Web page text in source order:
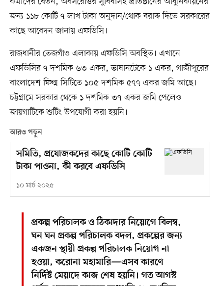
জন্য ১১৮ কোটি ৭ লাখ টাকা অনুদান/থোক বরাদ্দ দিতে সরকারের
কাছে আবেদন জানায় এফডিসি।
রাজধানীর তেজগাঁও এলাকায় এফডিসি অবস্থিত। এখানে
এফডিসির ৭ দশমিক ৬৩ একর, ভাষানটেকে ১ একর, গাজীপুরের
বাংলাদেশ ফিল্ম সিটিতে ১০৫ দশমিক ৫৭৭ একর জমি আছে।
চট্টগ্রামে সরকার থেকে ১ দশমিক ৩৭ একর জমি পেলেও
জায়গাটিকে শুটিং উপযোগী করা হয়নি।
আরও পড়ুন
সমিতি, প্রযোজকদের কাছে কোটি কোটি
টাকা পাওনা, কী করবে এফডিসি
১০ মার্চ ২০২৫
প্রকল্প পরিচালক ও ঠিকাদার নিয়োগে বিলম্ব,
ঘন ঘন প্রকল্প পরিচালক বদল, প্রকল্পের জন্য
একজন স্থায়ী প্রকল্প পরিচালক নিয়োগ না
হওয়া, করোনা মহামারি—এসব কারণে
নির্দিষ্ট মেয়াদে কাজ শেষ হয়নি। গত আগস্ট